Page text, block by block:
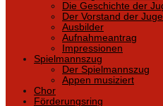
Die Geschichte der
Der Vorstand der
Ausbilder
Aufnahmeantrag
Impressionen
Spielmannszug
Der Spielmannszug
Appen musiziert
Chor
Förderungsring